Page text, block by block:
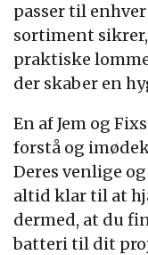
passer til
sortiment
praktiske
der skaber en
En af Jem og
forstå og
Deres venlige
altid klar til at
dermed, at du
batteri til dit